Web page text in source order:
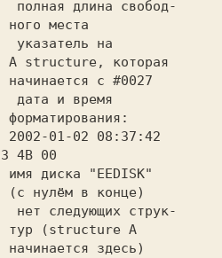
длина свобод-
                     ного места
указатель на
                     начинается с #0027
дата и время
                     2002-01-02 08:37:42
4B 00
                     (с нулём в конце)
следующих струк-
                     начинается здесь)